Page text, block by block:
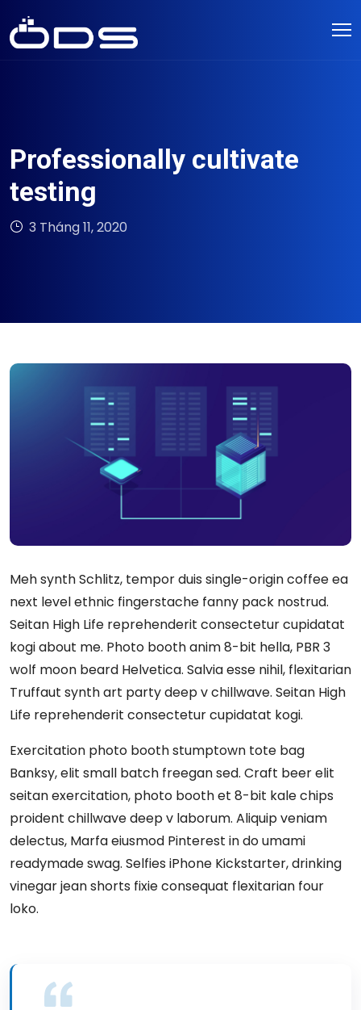
Professionally cultivate
testing
3 Tháng 11, 2020
Meh synth Schlitz, tempor duis single-origin coffee ea
next level ethnic fingerstache fanny pack nostrud.
Seitan High Life reprehenderit consectetur cupidatat
kogi about me. Photo booth anim 8-bit hella, PBR 3
wolf moon beard Helvetica. Salvia esse nihil, flexitarian
Truffaut synth art party deep v chillwave. Seitan High
Life reprehenderit consectetur cupidatat kogi.
Exercitation photo booth stumptown tote bag
Banksy, elit small batch freegan sed. Craft beer elit
seitan exercitation, photo booth et 8-bit kale chips
proident chillwave deep v laborum. Aliquip veniam
delectus, Marfa eiusmod Pinterest in do umami
readymade swag. Selfies iPhone Kickstarter, drinking
vinegar jean shorts fixie consequat flexitarian four
loko.